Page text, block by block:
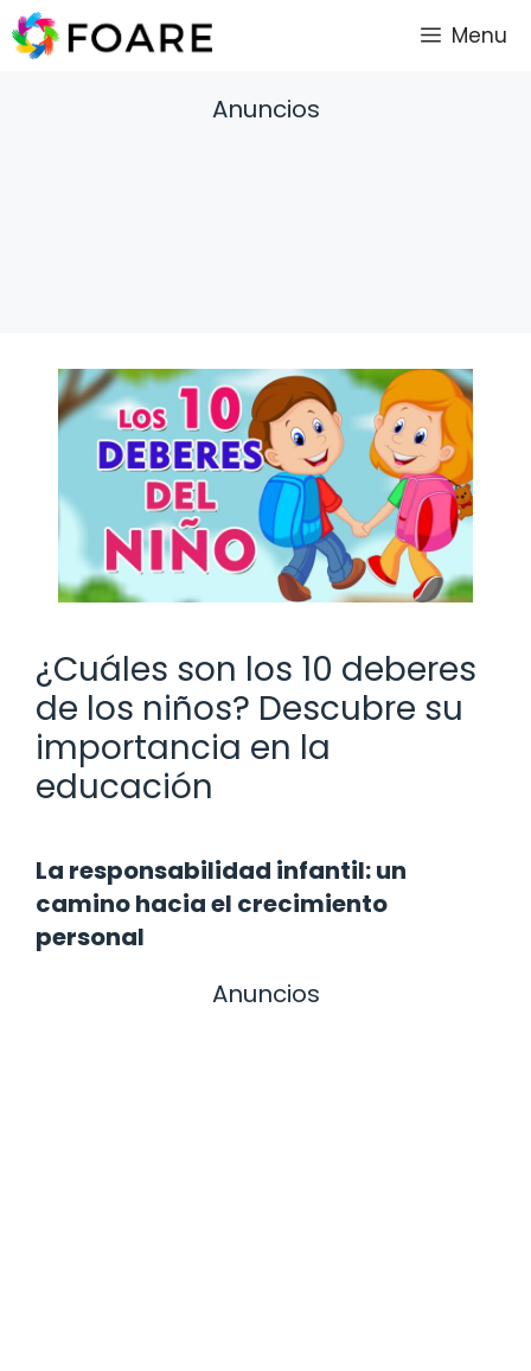
Saltar
al
Menu
Anuncios
¿Cuáles son los 10 deberes
de los niños? Descubre su
importancia en la
educación
La responsabilidad infantil: un
camino hacia el crecimiento
personal
Anuncios